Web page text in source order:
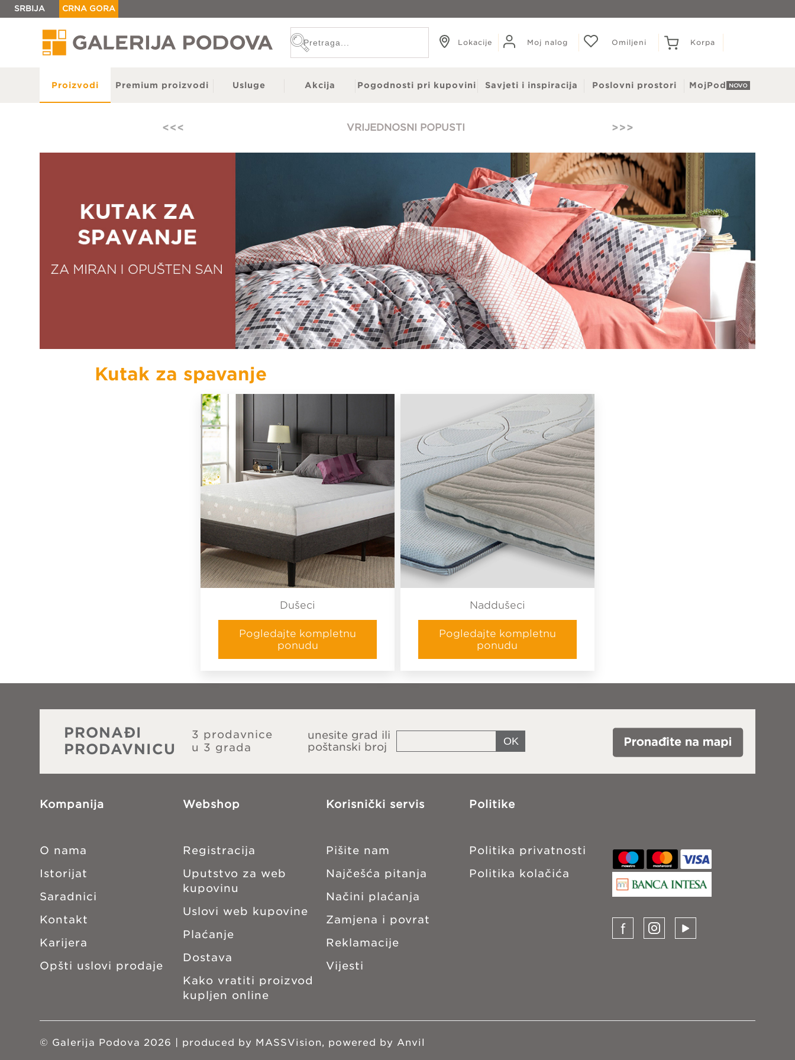
SRBIJA CRNA GORA
Lokacije Moj nalog Omiljeni Korpa
Proizvodi
Vještačka trava
Staze po mjeri
Otirači
Gotove zavjese
Garnišne
Tapete
Prostirke i bade setovi
Dekorativni jastuci
Prekrivači
Naddušeci
Premium proizvodi Usluge Akcija Pogodnosti pri kupovini Savjeti i inspiracija Poslovni prostori MojPod
VRIJEDNOSNI POPUSTI
Kutak za spavanje
Dušeci
Pogledajte kompletnu
ponudu
Naddušeci
Pogledajte kompletnu
ponudu
PRONAĐI
PRODAVNICU
3 prodavnice
u 3 grada
unesite grad ili
poštanski broj
Kompanija
O nama
Istorijat
Saradnici
Kontakt
Karijera
Opšti uslovi prodaje
Webshop
Registracija
Uputstvo za web
kupovinu
Uslovi web kupovine
Plaćanje
Dostava
Kako vratiti proizvod
kupljen online
Korisnički servis
Pišite nam
Najčešća pitanja
Načini plaćanja
Zamjena i povrat
Reklamacije
Vijesti
Politike
Politika privatnosti
Politika kolačića
© Galerija Podova 2026 | produced by MASSVision, powered by Anvil